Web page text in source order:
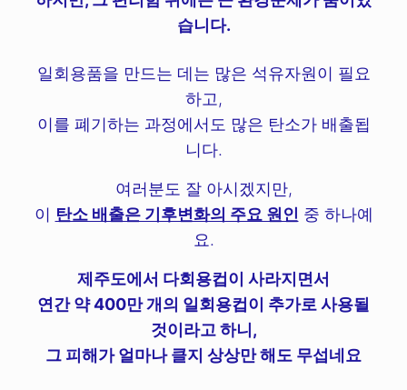
습니다.
일회용품을 만드는 데는 많은 석유자원이 필요
하고,
이를 폐기하는 과정에서도 많은 탄소가 배출됩
니다.
여러분도 잘 아시겠지만,
이 탄소 배출은 기후변화의 주요 원인 중 하나예
요.
제주도에서 다회용컵이 사라지면서
연간 약 400만 개의 일회용컵이 추가로 사용될
것이라고 하니,
그 피해가 얼마나 클지 상상만 해도 무섭네요